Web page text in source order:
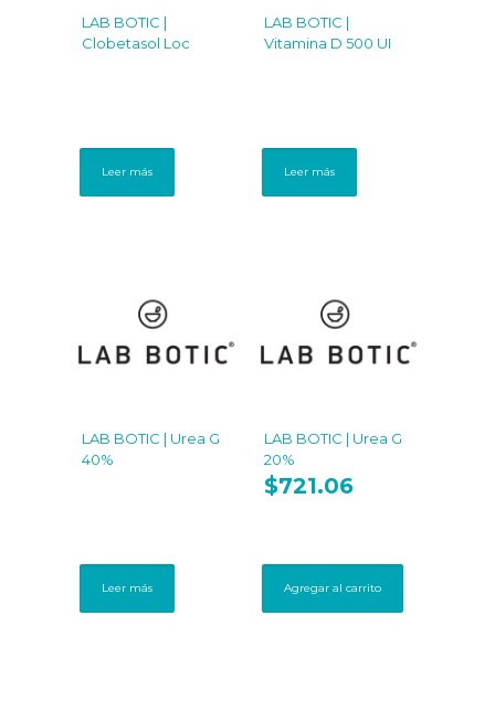
LAB BOTIC |
Clobetasol Loc
Leer más
LAB BOTIC |
Vitamina D 500 UI
Leer más
LAB BOTIC | Urea G
40%
Leer más
LAB BOTIC | Urea G
20%
$721.06
Agregar al carrito